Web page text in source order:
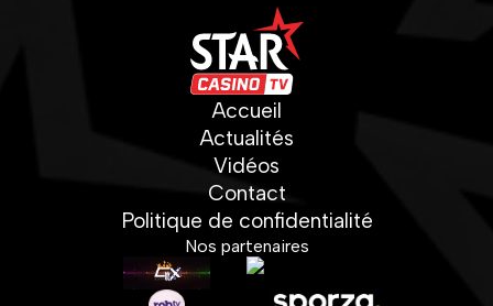
Accueil
Actualités
Vidéos
Contact
Politique de confidentialité
Nos partenaires